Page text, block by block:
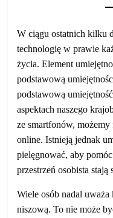
W ciągu ostatnich kilku
technologię w prawie
życia. Element
podstawową
podstawową
aspektach naszego
ze smartfonów,
online. Istnieją jednak
pielęgnować, aby
przestrzeń osobista stają
Wiele osób nadal
niszową. To nie może